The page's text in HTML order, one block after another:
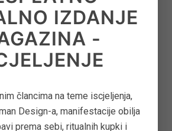
Najčešće konflikti koje imamo
na tačke sa kojima imamo
IZDANJE
-
člancima na teme iscjeljenja,
Design-a, manifestacije obilja
prema sebi, ritualnih kupki i